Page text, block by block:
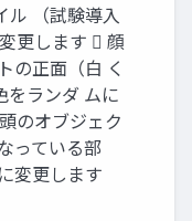
ル （試験導入
更します  顔
の正面（白 く
をランダ ムに
のオブジェク
っている部
変更します